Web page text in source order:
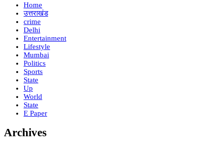
Home
उत्तराखंड
crime
Delhi
Entertainment
Lifestyle
Mumbai
Politics
Sports
State
Up
World
State
E Paper
Archives